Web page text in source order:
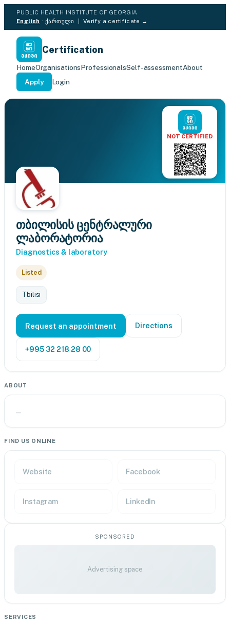
PUBLIC HEALTH INSTITUTE OF GEORGIA
English ·ქართული Verify a certificate →
Certification
HomeOrganisationsProfessionalsSelf-assessmentAbout
Apply
Login
NOT CERTIFIED
თბილისის ცენტრალური
ლაბორატორია
Diagnostics & laboratory
Listed
Tbilisi
Request an appointment Directions
+995 32 218 28 00
ABOUT
—
FIND US ONLINE
Website Facebook
Instagram LinkedIn
SPONSORED
Advertising space
SERVICES